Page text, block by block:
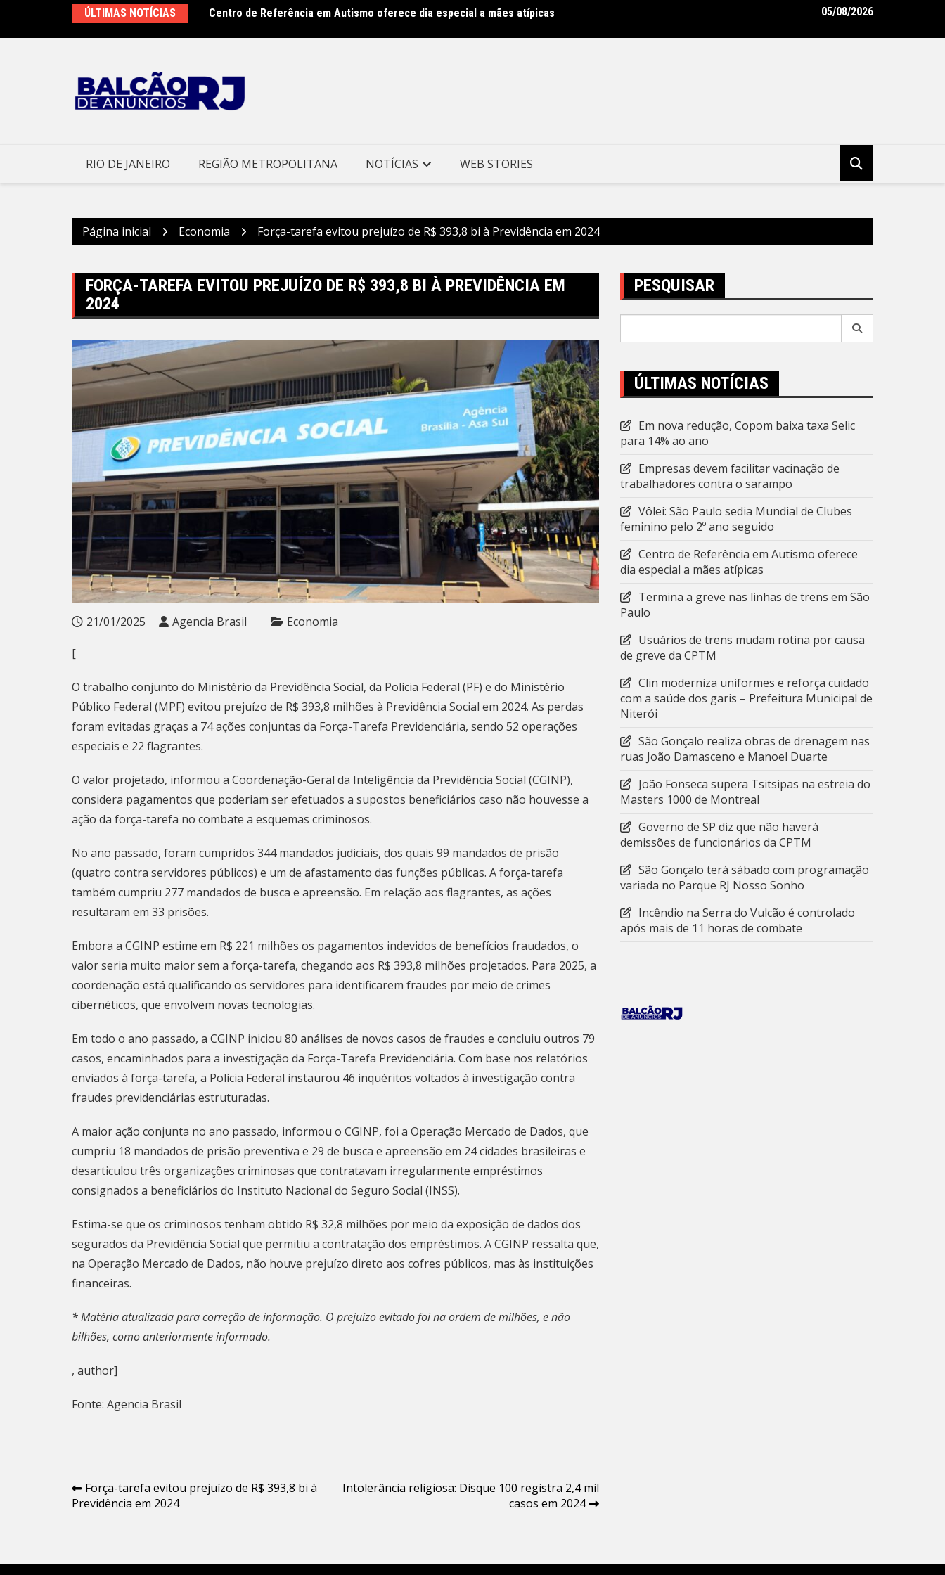
o
ÚLTIMAS NOTÍCIAS
do Rio Innovation Week 2026
Centro de Referência em Autismo oferece dia especial a mães atípicas
Clin moderniza uniformes e reforça cuidado com a saúde dos garis –
05/08/2026
RIO DE JANEIRO REGIÃO METROPOLITANA NOTÍCIAS WEB STORIES
Página inicial Economia Força-tarefa evitou prejuízo de R$ 393,8 bi à Previdência em 2024
FORÇA-TAREFA EVITOU PREJUÍZO DE R$ 393,8 BI À PREVIDÊNCIA EM
2024
21/01/2025 Agencia Brasil Economia
[
O trabalho conjunto do Ministério da Previdência Social, da Polícia Federal (PF) e do Ministério
Público Federal (MPF) evitou prejuízo de R$ 393,8 milhões à Previdência Social em 2024. As perdas
foram evitadas graças a 74 ações conjuntas da Força-Tarefa Previdenciária, sendo 52 operações
especiais e 22 flagrantes.
O valor projetado, informou a Coordenação-Geral da Inteligência da Previdência Social (CGINP),
considera pagamentos que poderiam ser efetuados a supostos beneficiários caso não houvesse a
ação da força-tarefa no combate a esquemas criminosos.
No ano passado, foram cumpridos 344 mandados judiciais, dos quais 99 mandados de prisão
(quatro contra servidores públicos) e um de afastamento das funções públicas. A força-tarefa
também cumpriu 277 mandados de busca e apreensão. Em relação aos flagrantes, as ações
resultaram em 33 prisões.
Embora a CGINP estime em R$ 221 milhões os pagamentos indevidos de benefícios fraudados, o
valor seria muito maior sem a força-tarefa, chegando aos R$ 393,8 milhões projetados. Para 2025, a
coordenação está qualificando os servidores para identificarem fraudes por meio de crimes
cibernéticos, que envolvem novas tecnologias.
Em todo o ano passado, a CGINP iniciou 80 análises de novos casos de fraudes e concluiu outros 79
casos, encaminhados para a investigação da Força-Tarefa Previdenciária. Com base nos relatórios
enviados à força-tarefa, a Polícia Federal instaurou 46 inquéritos voltados à investigação contra
fraudes previdenciárias estruturadas.
A maior ação conjunta no ano passado, informou o CGINP, foi a Operação Mercado de Dados, que
cumpriu 18 mandados de prisão preventiva e 29 de busca e apreensão em 24 cidades brasileiras e
desarticulou três organizações criminosas que contratavam irregularmente empréstimos
consignados a beneficiários do Instituto Nacional do Seguro Social (INSS).
Estima-se que os criminosos tenham obtido R$ 32,8 milhões por meio da exposição de dados dos
segurados da Previdência Social que permitiu a contratação dos empréstimos. A CGINP ressalta que,
na Operação Mercado de Dados, não houve prejuízo direto aos cofres públicos, mas às instituições
financeiras.
* Matéria atualizada para correção de informação. O prejuízo evitado foi na ordem de milhões, e não
bilhões, como anteriormente informado.
, author]
Fonte: Agencia Brasil
Navegação
de
Força-tarefa evitou prejuízo de R$ 393,8 bi à
Previdência em 2024
Intolerância religiosa: Disque 100 registra 2,4 mil
casos em 2024
PESQUISAR
ÚLTIMAS NOTÍCIAS
Em nova redução, Copom baixa taxa Selic
para 14% ao ano
Empresas devem facilitar vacinação de
trabalhadores contra o sarampo
Vôlei: São Paulo sedia Mundial de Clubes
feminino pelo 2º ano seguido
Centro de Referência em Autismo oferece
dia especial a mães atípicas
Termina a greve nas linhas de trens em São
Paulo
Usuários de trens mudam rotina por causa
de greve da CPTM
Clin moderniza uniformes e reforça cuidado
com a saúde dos garis – Prefeitura Municipal de
Niterói
São Gonçalo realiza obras de drenagem nas
ruas João Damasceno e Manoel Duarte
João Fonseca supera Tsitsipas na estreia do
Masters 1000 de Montreal
Governo de SP diz que não haverá
demissões de funcionários da CPTM
São Gonçalo terá sábado com programação
variada no Parque RJ Nosso Sonho
Incêndio na Serra do Vulcão é controlado
após mais de 11 horas de combate